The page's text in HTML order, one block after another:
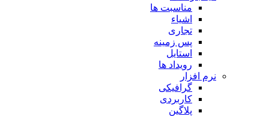
مناسبت ها
اشیاء
تجاری
پس زمینه
استایل
رویداد ها
نرم افزار
گرافیکی
کاربردی
پلاگین